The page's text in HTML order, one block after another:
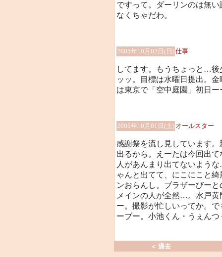
ですって。ダーリンのは無
なくちゃだわ。
2005年10月02日(日)仕事
してます。もうちょっと…
ッッ。目標は水曜日提出。
は東京で「空中庭園」初日
2005年10月01日(土) オールスター
感謝祭を流し見しています
出るから。えーたは今回出
人があんまり出てないよう
ゃんと出てて、にこにこと
ンおらんし。ブラザーびー
メインの人が全然…。水戸
ー。撮影が忙しいってか。
ーブー。小池くん・うぇん
＜ 過去